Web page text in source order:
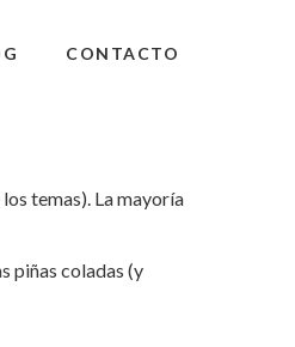
CONTACTO
temas). La mayoría
piñas coladas (y